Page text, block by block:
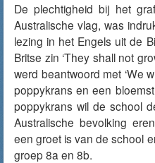
De plechtigheid bij het
Australische vlag, was
lezing in het Engels uit de
Britse zin ‘They shall not
werd beantwoord met ‘We
poppykrans en een
poppykrans wil de school
Australische bevolking
een groet is van de school
groep 8a en 8b.